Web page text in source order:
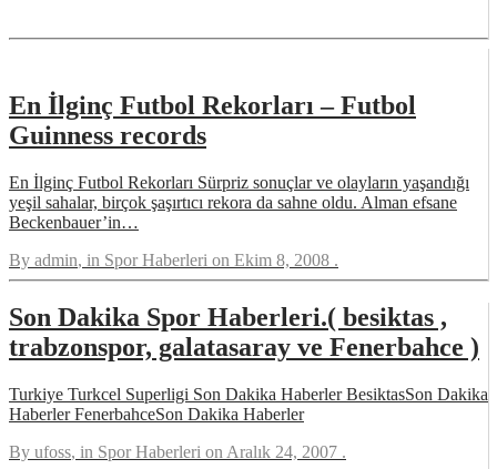
En İlginç Futbol Rekorları – Futbol
Guinness records
En İlginç Futbol Rekorları Sürpriz sonuçlar ve olayların yaşandığı
yeşil sahalar, birçok şaşırtıcı rekora da sahne oldu. Alman efsane
Beckenbauer’in…
By admin, in Spor Haberleri on Ekim 8, 2008 .
Son Dakika Spor Haberleri.( besiktas ,
trabzonspor, galatasaray ve Fenerbahce )
Turkiye Turkcel Superligi Son Dakika Haberler BesiktasSon Dakika
Haberler FenerbahceSon Dakika Haberler
By ufoss, in Spor Haberleri on Aralık 24, 2007 .